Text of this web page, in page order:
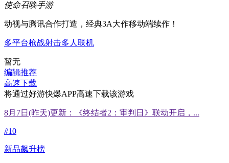
使命召唤手游
动视与腾讯合作打造，经典3A大作移动端续作！
多平台枪战射击多人联机
暂无
编辑推荐
高速下载
将通过好游快爆APP高速下载该游戏
8月7日(昨天)更新：《终结者2：审判日》联动开启，...
#10
新品飙升榜